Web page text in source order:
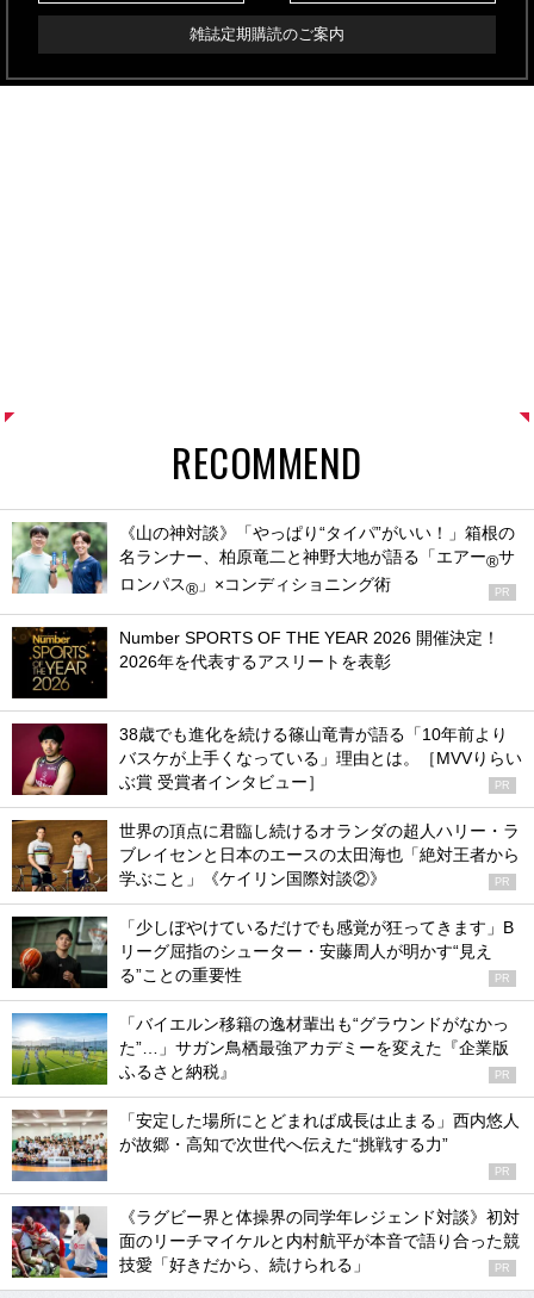
雑誌定期購読のご案内
RECOMMEND
《山の神対談》「やっぱり“タイパ”がいい！」箱根の
名ランナー、柏原竜二と神野大地が語る「エアー®サ
ロンパス® 」×コンディショニング術 PR
Number SPORTS OF THE YEAR 2026 開催決定！
2026年を代表するアスリートを表彰
38歳でも進化を続ける篠山竜青が語る「10年前より
バスケが上手くなっている」理由とは。［MVVりらい
ぶ賞 受賞者インタビュー］
PR
世界の頂点に君臨し続けるオランダの超人ハリー・ラ
ブレイセンと日本のエースの太田海也「絶対王者から
学ぶこと」《ケイリン国際対談②》
PR
「少しぼやけているだけでも感覚が狂ってきます」B
リーグ屈指のシューター・安藤周人が明かす“見え
る”ことの重要性
PR
「バイエルン移籍の逸材輩出も“グラウンドがなかっ
た”…」サガン鳥栖最強アカデミーを変えた『企業版
ふるさと納税』
PR
「安定した場所にとどまれば成長は止まる」西内悠人
が故郷・高知で次世代へ伝えた“挑戦する力”
PR
《ラグビー界と体操界の同学年レジェンド対談》初対
面のリーチマイケルと内村航平が本音で語り合った競
技愛「好きだから、続けられる」
PR